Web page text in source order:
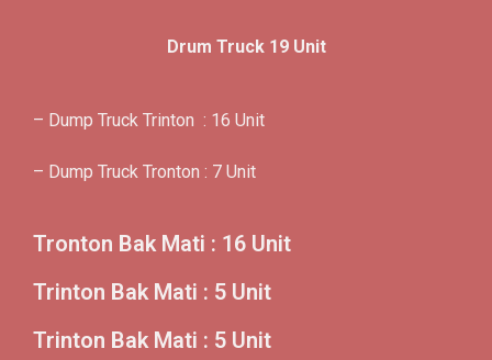
Drum Truck 19 Unit
– Dump Truck Trinton : 16 Unit
– Dump Truck Tronton : 7 Unit
Tronton Bak Mati : 16 Unit
Trinton Bak Mati : 5 Unit
Trinton Bak Mati : 5 Unit